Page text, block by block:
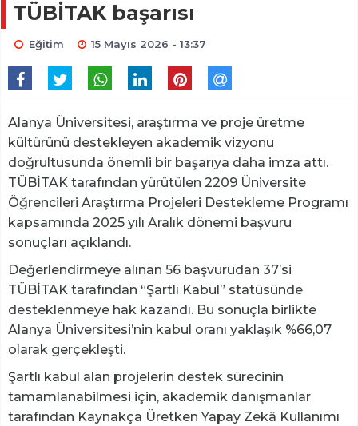
TÜBİTAK başarısı
Eğitim 15 Mayıs 2026 - 13:37
Alanya Üniversitesi, araştırma ve proje üretme
kültürünü destekleyen akademik vizyonu
doğrultusunda önemli bir başarıya daha imza attı.
TÜBİTAK tarafından yürütülen 2209 Üniversite
Öğrencileri Araştırma Projeleri Destekleme Programı
kapsamında 2025 yılı Aralık dönemi başvuru
sonuçları açıklandı.
Değerlendirmeye alınan 56 başvurudan 37’si
TÜBİTAK tarafından “Şartlı Kabul” statüsünde
desteklenmeye hak kazandı. Bu sonuçla birlikte
Alanya Üniversitesi’nin kabul oranı yaklaşık %66,07
olarak gerçekleşti.
Şartlı kabul alan projelerin destek sürecinin
tamamlanabilmesi için, akademik danışmanlar
tarafından Kaynakça Üretken Yapay Zekâ Kullanımı